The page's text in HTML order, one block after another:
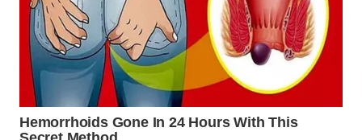
SOLO
WN
BOROBUDUR
WN
MADURA